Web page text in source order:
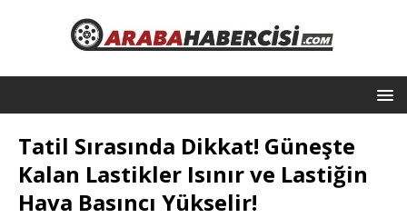
Tatil Sırasında Dikkat! Güneşte
Kalan Lastikler Isınır ve Lastiğin
Hava Basıncı Yükselir!